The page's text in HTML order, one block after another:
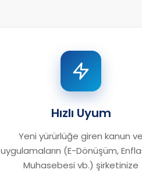
Hızlı Uyum
Yeni yürürlüğe giren kanun ve
uygulamaların (E-Dönüşüm,
Muhasebesi vb.) şirketinize